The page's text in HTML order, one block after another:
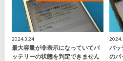
2024.3.24
最大容量が非表示になっていてバ
ッテリーの状態を判定できません
バッ
のバ